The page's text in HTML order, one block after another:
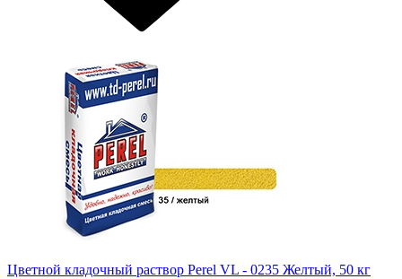
Цветной кладочный раствор Perel VL - 0235 Желтый, 50 кг